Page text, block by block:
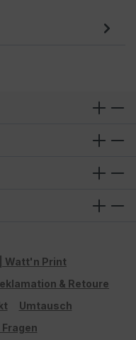
Watt'n Print
& Retoure
Umtausch